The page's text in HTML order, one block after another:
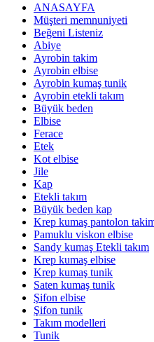
ANASAYFA
Müşteri memnuniyeti
Beğeni Listeniz
Abiye
Ayrobin takim
Ayrobin elbise
Ayrobin kumaş tunik
Ayrobin etekli takım
Büyük beden
Elbise
Ferace
Etek
Kot elbise
Jile
Kap
Etekli takım
Büyük beden kap
Krep kumaş pantolon
Pamuklu viskon elbise
Sandy kumaş Etekli takım
Krep kumaş elbise
Krep kumaş tunik
Saten kumaş tunik
Şifon elbise
Şifon tunik
Takım modelleri
Tunik